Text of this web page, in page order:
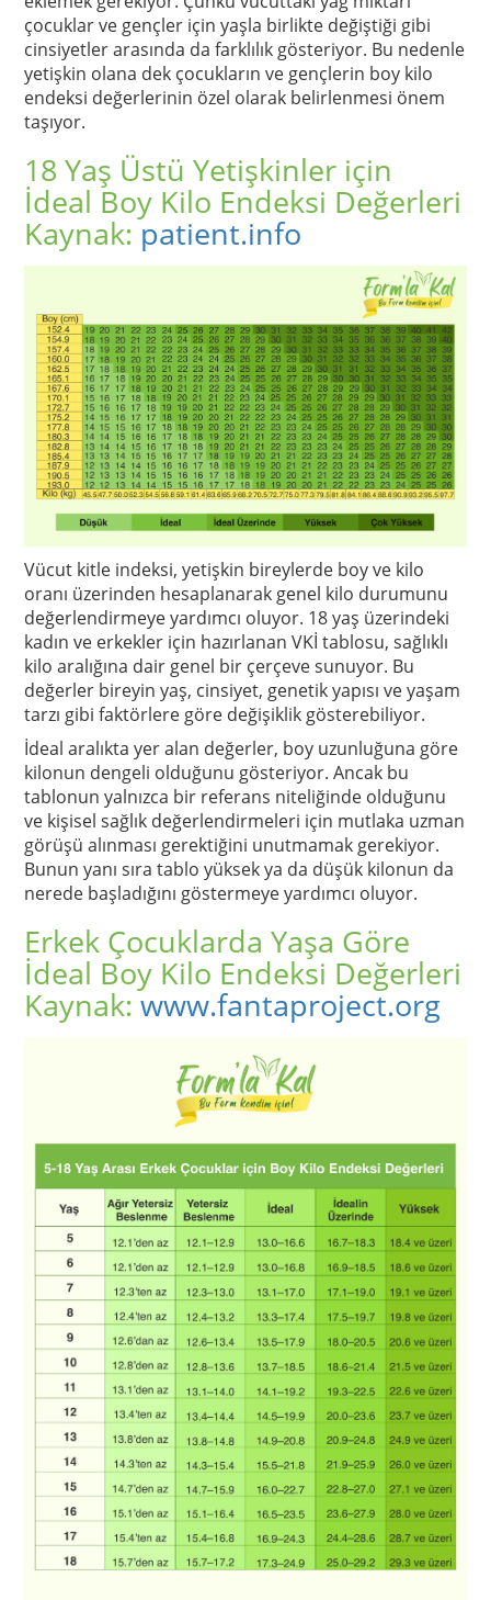
çocuklar ve gençler için yaşla birlikte değiştiği gibi
cinsiyetler arasında da farklılık gösteriyor. Bu nedenle
yetişkin olana dek çocukların ve gençlerin boy kilo
endeksi değerlerinin özel olarak belirlenmesi önem
taşıyor.
18 Yaş Üstü Yetişkinler için
İdeal Boy Kilo Endeksi Değerleri
Kaynak: patient.info
Vücut kitle indeksi, yetişkin bireylerde boy ve kilo
oranı üzerinden hesaplanarak genel kilo durumunu
değerlendirmeye yardımcı oluyor. 18 yaş üzerindeki
kadın ve erkekler için hazırlanan VKİ tablosu, sağlıklı
kilo aralığına dair genel bir çerçeve sunuyor. Bu
değerler bireyin yaş, cinsiyet, genetik yapısı ve yaşam
tarzı gibi faktörlere göre değişiklik gösterebiliyor.
İdeal aralıkta yer alan değerler, boy uzunluğuna göre
kilonun dengeli olduğunu gösteriyor. Ancak bu
tablonun yalnızca bir referans niteliğinde olduğunu
ve kişisel sağlık değerlendirmeleri için mutlaka uzman
görüşü alınması gerektiğini unutmamak gerekiyor.
Bunun yanı sıra tablo yüksek ya da düşük kilonun da
nerede başladığını göstermeye yardımcı oluyor.
Erkek Çocuklarda Yaşa Göre
İdeal Boy Kilo Endeksi Değerleri
Kaynak:www.fantaproject.org